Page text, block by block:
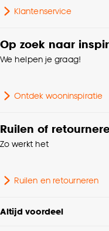
Collectie
Lamelbreedte
Montage materiaal
Afwerking
Kenmerken
Klantenservice
Op zoek naar
We helpen je graag!
Ontdek wooninspiratie
Ruilen of
Zo werkt het
Ruilen en retourneren
Altijd voordeel